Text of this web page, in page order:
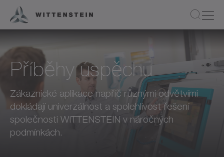
Příběhy úspěchu
Zákaznické aplikace napříč různými odvětvími
dokládají univerzálnost a spolehlivost řešení
společnosti WITTENSTEIN v náročných
podmínkách.